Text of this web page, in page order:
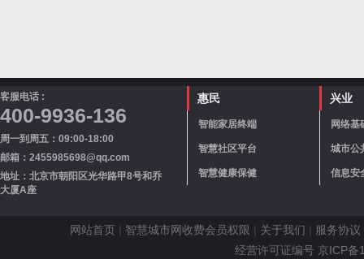
客服电话 :
400-9936-136
周一到周五：09:00-18:00
邮箱：2455985698@qq.com
地址：北京市朝阳区光华路甲8号和乔
大厦A座
惠民
智能家居终端
智慧社区平台
智慧健康保健
兴业
网络基
城市公
信息安
网站首页 | 智慧城市网收费会员权限 | 关于我们 | 服务协议
经营许可证编号 京ICP